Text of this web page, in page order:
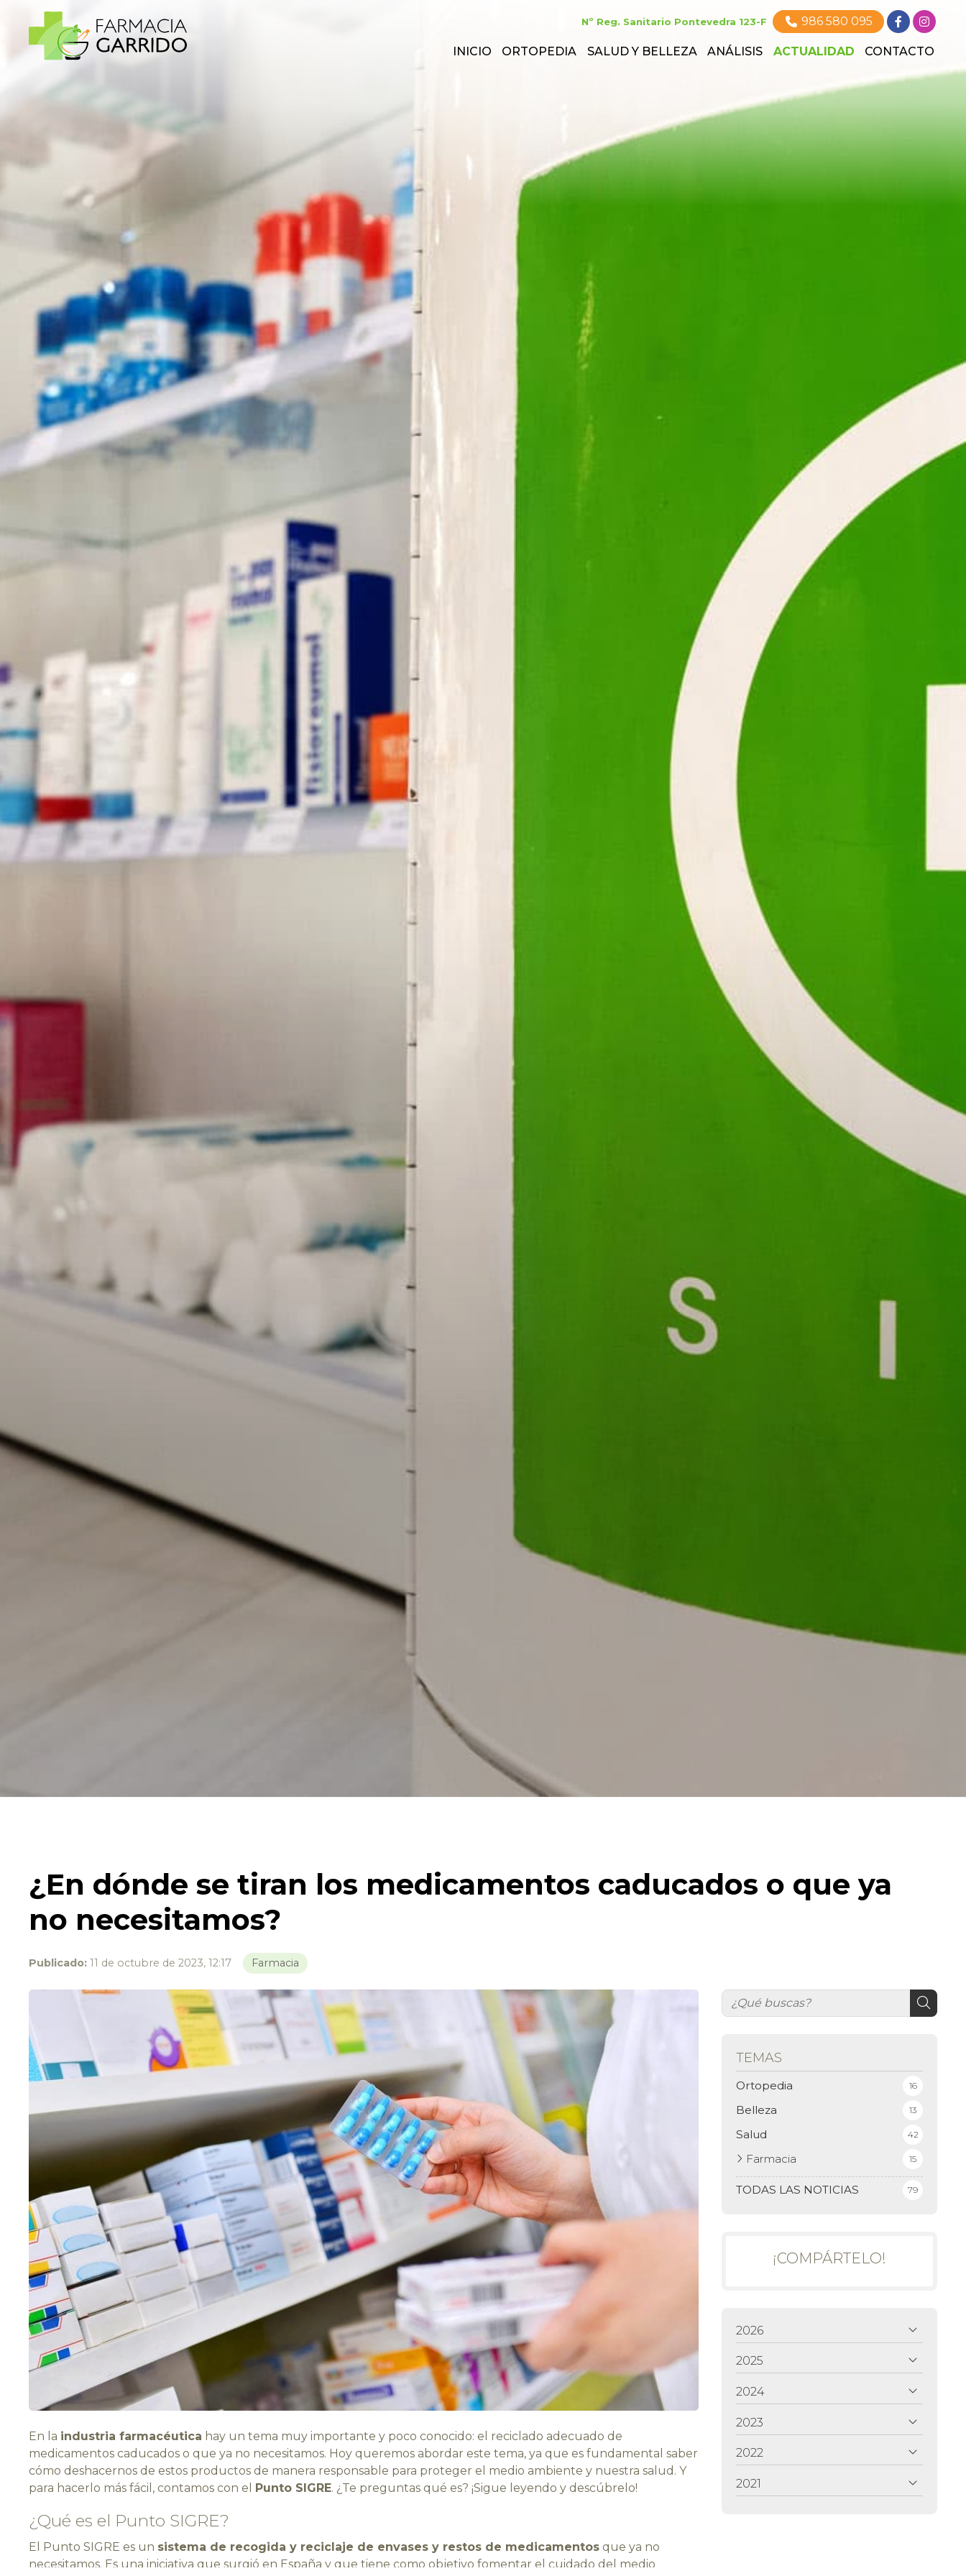
INICIO ORTOPEDIA SALUD Y BELLEZA ANÁLISIS ACTUALIDAD CONTACTO
Nº Reg. Sanitario Pontevedra 123-F 986 580 095
¿En dónde se tiran los medicamentos caducados o que ya
no necesitamos?
Publicado: 11 de octubre de 2023, 12:17 Farmacia
TEMAS
TODAS LAS NOTICIAS 79
Ortopedia 16
Belleza 13
Salud 42
Farmacia 15
En la industria farmacéutica hay un tema muy importante y poco conocido: el reciclado adecuado de
medicamentos caducados o que ya no necesitamos. Hoy queremos abordar este tema, ya que es fundamental saber
cómo deshacernos de estos productos de manera responsable para proteger el medio ambiente y nuestra salud. Y
para hacerlo más fácil, contamos con el Punto SIGRE. ¿Te preguntas qué es? ¡Sigue leyendo y descúbrelo!
¿Qué es el Punto SIGRE?
El Punto SIGRE es un sistema de recogida y reciclaje de envases y restos de medicamentos que ya no
necesitamos. Es una iniciativa que surgió en España y que tiene como objetivo fomentar el cuidado del medio
¡COMPÁRTELO!
2026
2025
2024
2023
2022
2021